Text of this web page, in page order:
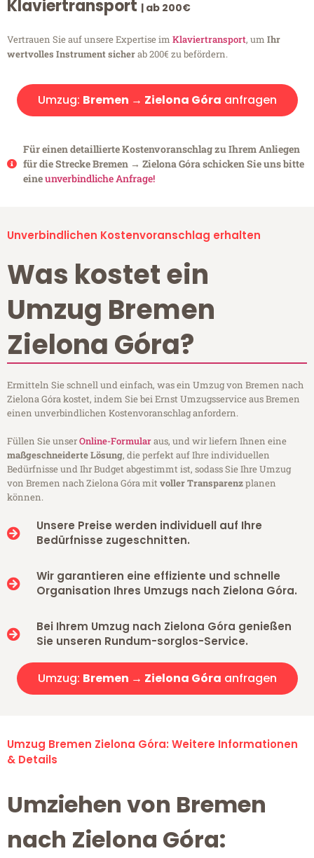
Klaviertransport | ab 200€
Vertrauen Sie auf unsere Expertise im Klaviertransport, um Ihr
wertvolles Instrument sicherab 200€ zu befördern.
Umzug: Bremen → Zielona Góra anfragen
Für einen detaillierte Kostenvoranschlag zu Ihrem Anliegen
für die Strecke Bremen → Zielona Góra schicken Sie uns bitte
eineunverbindliche Anfrage!
Unverbindlichen Kostenvoranschlag erhalten
Was kostet ein
Umzug Bremen
Zielona Góra?
Ermitteln Sie schnell und einfach, was ein Umzug von Bremen nach
Zielona Góra kostet, indem Sie bei Ernst Umzugsservice aus Bremen
einen unverbindlichen Kostenvoranschlag anfordern.
Füllen Sie unserOnline-Formularaus, und wir liefern Ihnen eine
maßgeschneiderte Lösung, die perfekt auf Ihre individuellen
Bedürfnisse und Ihr Budget abgestimmt ist, sodass Sie Ihre Umzug
von Bremen nach Zielona Góra mitvoller Transparenzplanen
können.
Unsere Preise werden individuell auf Ihre
Bedürfnisse zugeschnitten.
Wir garantieren eine effiziente und schnelle
Organisation Ihres Umzugs nach Zielona Góra.
Bei Ihrem Umzug nach Zielona Góra genießen
Sie unseren Rundum-sorglos-Service.
Umzug: Bremen → Zielona Góra anfragen
Umzug Bremen Zielona Góra: Weitere Informationen
& Details
Umziehen von Bremen
nach Zielona Góra: